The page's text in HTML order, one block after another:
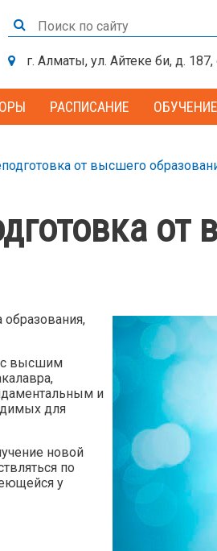
г. Алматы, ул. Айтеке би, д.
РАСПИСАНИЕ
от высшего
с высшим
и
для
новой
по
у